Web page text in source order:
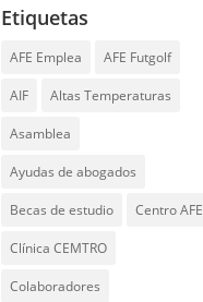
Etiquetas
AFE Emplea AFE Futgolf
AIF Altas Temperaturas
Asamblea
Ayudas de abogados
Becas de estudio Centro AFE
Clínica CEMTRO
Colaboradores